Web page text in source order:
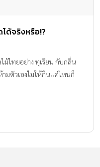
ด้จริงหรือ!?
ม้ไทยอย่าง ทุเรียน กับกลิ่น
มตัวเองไม่ให้กินแค่ไหนก็